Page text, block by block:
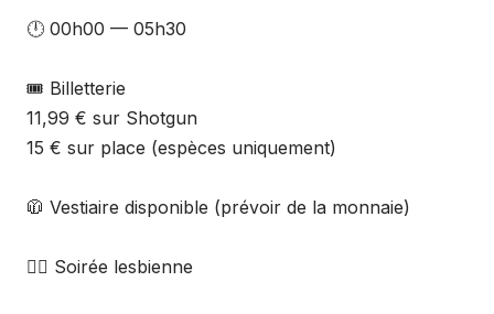
🕛 00h00 — 05h30
🎟️ Billetterie
11,99 € sur Shotgun
15 € sur place (espèces uniquement)
🧥 Vestiaire disponible (prévoir de la monnaie)
🏳️‍🌈 Soirée lesbienne